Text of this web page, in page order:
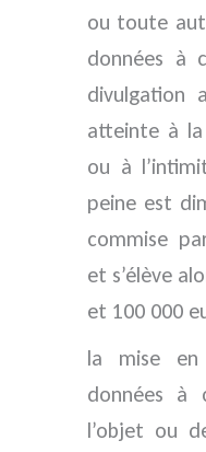
ou toute
données à
divulgation
atteinte à la
ou à
peine est
commise
et s’élève
et 100 000
la mise
données à
l’objet ou